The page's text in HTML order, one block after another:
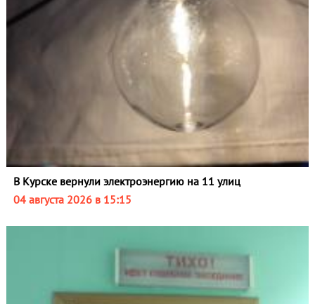
В Курске вернули электроэнергию на 11 улиц
04 августа 2026 в 15:15